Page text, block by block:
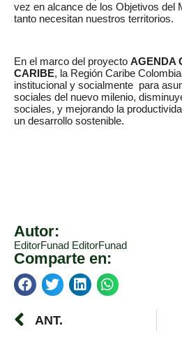
vez en alcance de los Objetivos del
tanto necesitan nuestros territorios.
En el marco del proyecto AGENDA
CARIBE, la Región Caribe
institucional y socialmente para
sociales del nuevo milenio,
sociales, y mejorando la
un desarrollo sostenible.
Autor:
EditorFunad EditorFunad
Comparte en:
ANT.